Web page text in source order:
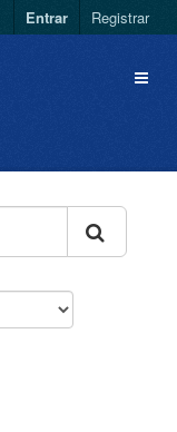
Entrar Registrar